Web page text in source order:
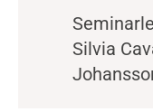
Silvia